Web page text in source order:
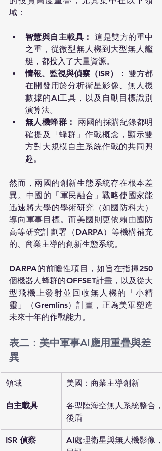
域：
智慧與自主載具：
這是雙方的重中
之重，從微型無人機到大型無人艦
艇，都投入了大量資源。
情報、監視與偵察（ISR）： 雙方都
在開發用於分析衛星影像、無人機
數據的AI工具，以及自動目標識別
演算法。
無人機蜂群：
兩國的採購紀錄都明
確提及「蜂群」作戰概念，顯示雙
方對大規模自主系統作戰的共同興
趣。
然而，兩國的創新生態系統存在根本差
異。中國的「軍民融合」戰略使國家能
迅速將大學的學術研究（如國防科大）
導向軍事目標。而美國則更依賴由國防
高等研究計劃署（DARPA）等機構補充
的、商業主導的創新生態系統。
DARPA的前瞻性項目，如旨在指揮250
個機器人蜂群的OFFSET計畫，以及從大
型飛機上發射並回收無人機的「小精
靈」（Gremlins）計畫，正為美軍塑造
未來十年的作戰能力。
表二：美中軍事AI應用重疊與差
異
領域 美國：商業主導創新
自主載具
各型陸海空無人系統整合
後盾
ISR 偵察
AI處理衛星與無人機影像